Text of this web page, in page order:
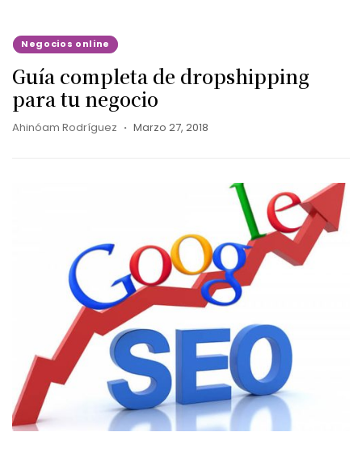
Negocios online
Guía completa de dropshipping
para tu negocio
Ahinóam Rodríguez Marzo 27, 2018